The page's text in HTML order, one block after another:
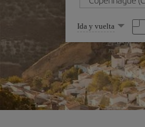
Seleccione
una
opción
Ida y vuelta